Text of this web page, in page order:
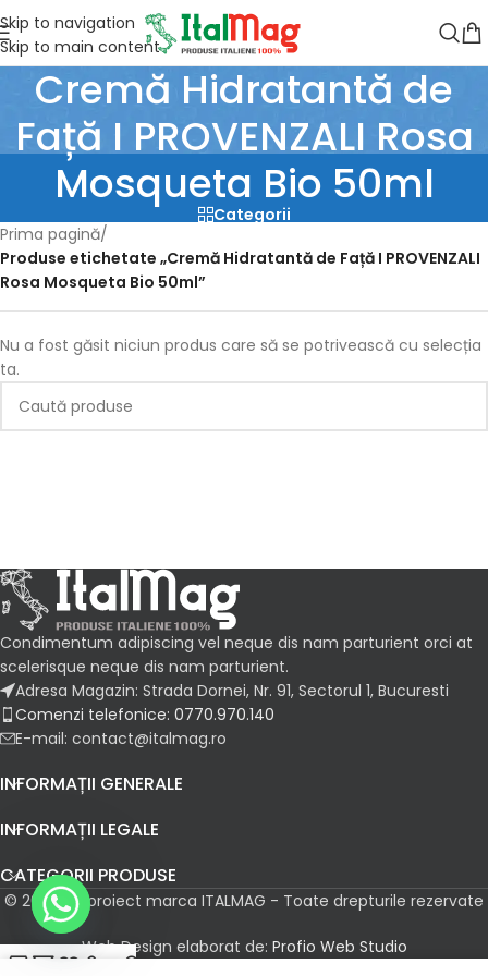
Skip to navigation
Skip to main content
Cremă Hidratantă de
Față I PROVENZALI Rosa
Mosqueta Bio 50ml
Categorii
Prima pagină/
Produse etichetate „Cremă Hidratantă de Față I PROVENZALI
Rosa Mosqueta Bio 50ml”
Nu a fost găsit niciun produs care să se potrivească cu selecția
ta.
Condimentum adipiscing vel neque dis nam parturient orci at
scelerisque neque dis nam parturient.
Adresa Magazin: Strada Dornei, Nr. 91, Sectorul 1, Bucuresti
Comenzi telefonice: 0770.970.140
E-mail: contact@italmag.ro
INFORMAȚII GENERALE
INFORMAȚII LEGALE
CATEGORII PRODUSE
© 2026 Un proiect marca ITALMAG - Toate drepturile rezervate
Web Design elaborat de: Profio Web Studio